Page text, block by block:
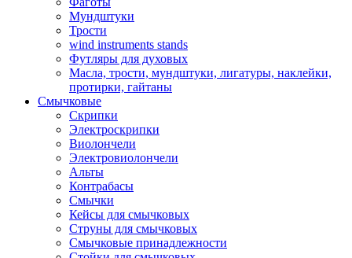
Мундштуки
Трости
wind instruments stands
Футляры для духовых
Масла, трости, мундштуки, лигатуры, наклейки,
протирки, гайтаны
Смычковые
Скрипки
Электроскрипки
Виолончели
Электровиолончели
Альты
Контрабасы
Смычки
Кейсы для смычковых
Струны для смычковых
Смычковые принадлежности